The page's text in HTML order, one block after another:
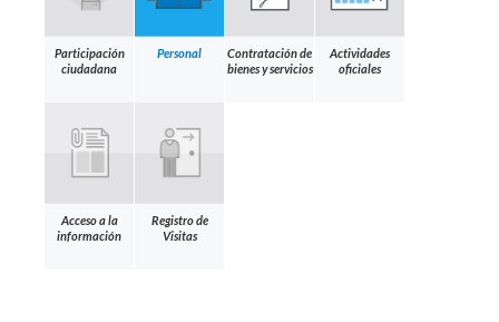
Participación
ciudadana
Personal
Contratación de
bienes y servicios
Actividades
oficiales
Acceso a la
información
Registro de
Visitas